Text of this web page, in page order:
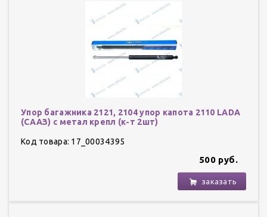
Упор багажника 2121, 2104 упор капота 2110 LADA
(СААЗ) с метал крепл (к-т 2шт)
Код товара: 17_00034395
500 руб.
заказать